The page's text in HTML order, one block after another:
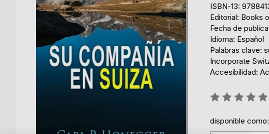
ISBN-13:
Editorial: Books
Fecha de
Idioma: Español
Palabras clave:
Incorporate
Accesibilidad:
Rating:
disponible como: